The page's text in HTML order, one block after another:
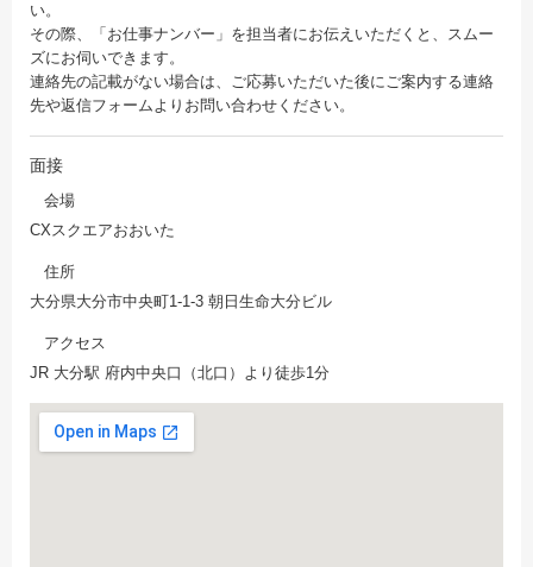
い。
その際、「お仕事ナンバー」を担当者にお伝えいただくと、スムー
ズにお伺いできます。
連絡先の記載がない場合は、ご応募いただいた後にご案内する連絡
先や返信フォームよりお問い合わせください。
面接
会場
CXスクエアおおいた
住所
大分県大分市中央町1-1-3 朝日生命大分ビル
アクセス
JR 大分駅 府内中央口（北口）より徒歩1分